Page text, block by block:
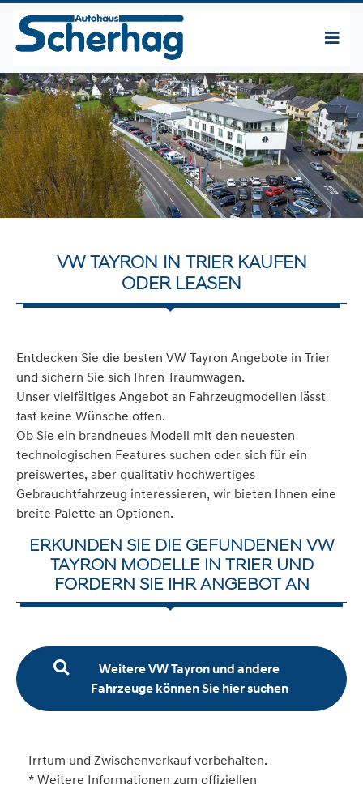
VW TAYRON IN TRIER KAUFEN
ODER LEASEN
Entdecken Sie die besten VW Tayron Angebote in Trier
und sichern Sie sich Ihren Traumwagen.
Unser vielfältiges Angebot an Fahrzeugmodellen lässt
fast keine Wünsche offen.
Ob Sie ein brandneues Modell mit den neuesten
technologischen Features suchen oder sich für ein
preiswertes, aber qualitativ hochwertiges
Gebrauchtfahrzeug interessieren, wir bieten Ihnen eine
breite Palette an Optionen.
ERKUNDEN SIE DIE GEFUNDENEN VW
TAYRON MODELLE IN TRIER UND
FORDERN SIE IHR ANGEBOT AN
Weitere VW Tayron und andere
Fahrzeuge können Sie hier suchen
Irrtum und Zwischenverkauf vorbehalten.
* Weitere Informationen zum offiziellen